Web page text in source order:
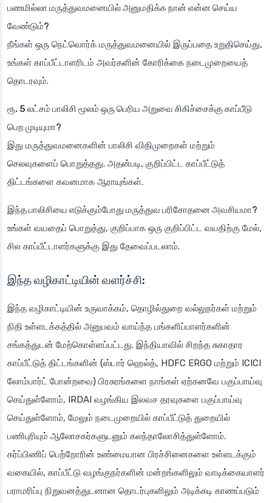
பணமில்லா மருத்துவமனையில் அனுமதிக்க நான் என்ன செய்ய
வேண்டும்?
நீங்கள் ஒரு நெட்வொர்க் மருத்துவமனையில் இருப்பதை உறுதிசெய்து,
உங்கள் காப்பீட்டாளரிடம் அவர்களின் கோரிக்கை நடைமுறையைத்
தொடரவும்.
ரூ. 5 லட்சம் பாலிசி மூலம் ஒரு பெரிய அறுவை சிகிச்சைக்கு காப்பீடு
பெற முடியுமா?
இது மருத்துவமனைகளின் பாலிசி விதிமுறைகள் மற்றும்
செலவுகளைப் பொறுத்தது. அதன்படி, குறிப்பிட்ட காப்பீட்டுத்
திட்டங்களை கவனமாக ஆராயுங்கள்.
இந்த பாலிசியை எடுக்கும்போது மருத்துவ பரிசோதனை அவசியமா?
உங்கள் வயதைப் பொறுத்து, குறிப்பாக ஒரு குறிப்பிட்ட வயதிற்கு மேல்,
சில காப்பீட்டாளர்களுக்கு இது தேவைப்படலாம்.
இந்த வழிகாட்டியின் வளர்ச்சி:
இந்த வழிகாட்டியின் உருவாக்கம், தொழில்துறை வல்லுநர்கள் மற்றும்
நிதி உள்ளடக்கத்தில் அனுபவம் வாய்ந்த பங்களிப்பாளர்களின்
சங்கத்துடன் மேற்கொள்ளப்பட்டது. இந்தியாவில் சிறந்த சுகாதார
காப்பீட்டுத் திட்டங்களின் (ஸ்டார் ஹெல்த், HDFC ERGO மற்றும் ICICI
லோம்பார்ட் போன்றவை) பிரசுரங்களை நாங்கள் ஏற்கனவே பகுப்பாய்வு
செய்துள்ளோம், IRDAI வழங்கிய இலவச தரவுகளை பகுப்பாய்வு
செய்துள்ளோம், மேலும் நடைமுறையில் காப்பீட்டுத் துறையில்
பணிபுரியும் ஆலோசகர்களுடனும் கலந்தாலோசித்துள்ளோம்.
கர்ப்பிணிப் பெற்றோரின் உண்மையான பிரச்சினைகளை உள்ளடக்கும்
வகையில், காப்பீட்டு வழங்குநர்களின் மன்றங்களிலும் வாடிக்கையாளர்
பராமரிப்பு நிறுவனத்துடனான தொடர்புகளிலும் அடிக்கடி காணப்படும்